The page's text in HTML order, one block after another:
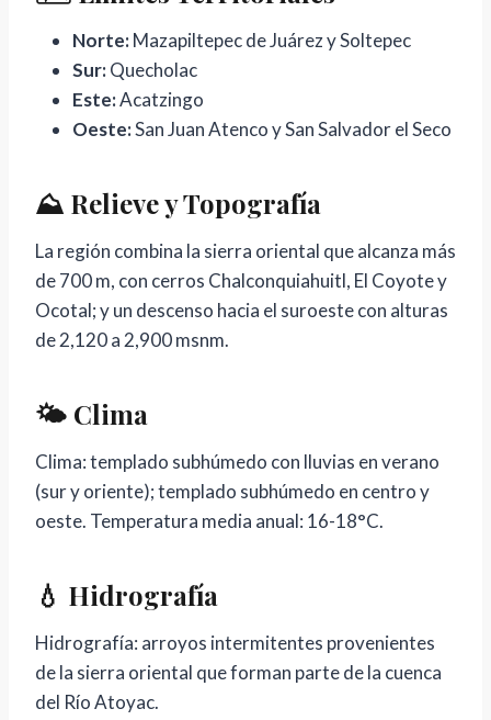
Norte:Mazapiltepec de Juárez y Soltepec
Sur:Quecholac
Este:Acatzingo
Oeste:San Juan Atenco y San Salvador el Seco
⛰️ Relieve y Topografía
La región combina la sierra oriental que alcanza más
de 700 m, con cerros Chalconquiahuitl, El Coyote y
Ocotal; y un descenso hacia el suroeste con alturas
de 2,120 a 2,900 msnm.
🌤️ Clima
Clima: templado subhúmedo con lluvias en verano
(sur y oriente); templado subhúmedo en centro y
oeste. Temperatura media anual: 16-18°C.
💧 Hidrografía
Hidrografía: arroyos intermitentes provenientes
de la sierra oriental que forman parte de la cuenca
del Río Atoyac.